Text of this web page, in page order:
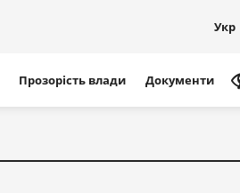
Укр
Прозорість влади Документи